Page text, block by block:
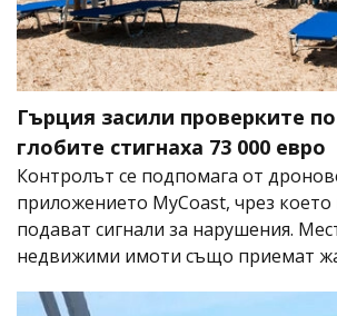
Гърция засили проверките
глобите стигнаха 73 000 евро
Контролът се подпомага от
приложението MyCoast, чрез
подават сигнали за нарушения.
недвижими имоти също приемат